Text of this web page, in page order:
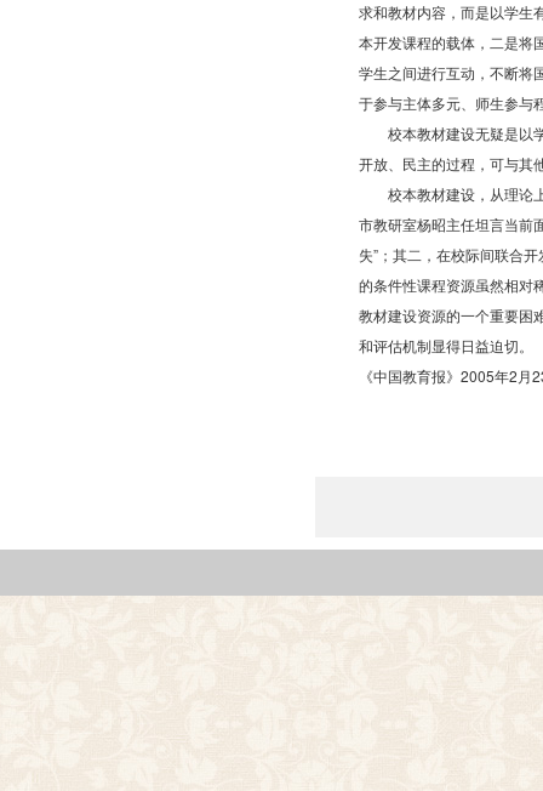
求和教材内容，而是以学生
本开发课程的载体，二是将
学生之间进行互动，不断将
于参与主体多元、师生参与
校本教材建设无疑是以学
开放、民主的过程，可与其
校本教材建设，从理论上
市教研室杨昭主任坦言当前
失”；其二，在校际间联合
的条件性课程资源虽然相对
教材建设资源的一个重要困
和评估机制显得日益迫切。
《中国教育报》2005年2月